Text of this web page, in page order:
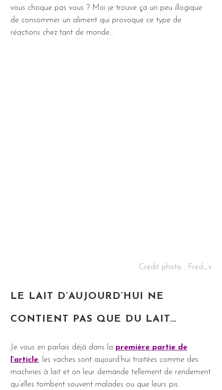
vous choque pas vous ? Moi je trouve ça un peu illogique
de consommer un aliment qui provoque ce type de
réactions chez tant de monde…
Crédit photo : Fred_v
LE LAIT D’AUJOURD’HUI NE
CONTIENT PAS QUE DU LAIT…
Je vous en parlais déjà dans la première partie de
l’article, les vaches sont aujourd’hui traitées comme des
machines à lait et on leur demande tellement de rendement
qu’elles tombent souvent malades ou que leurs pis